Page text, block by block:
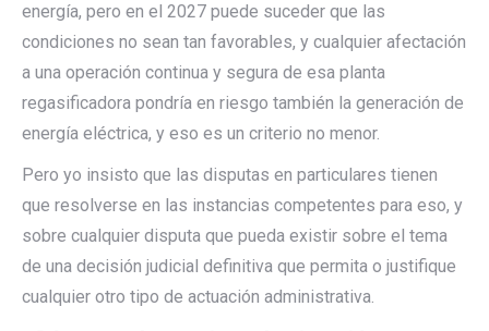
energía, pero en el 2027 puede suceder que las
condiciones no sean tan favorables, y cualquier afectación
a una operación continua y segura de esa planta
regasificadora pondría en riesgo también la generación de
energía eléctrica, y eso es un criterio no menor.
Pero yo insisto que las disputas en particulares tienen
que resolverse en las instancias competentes para eso, y
sobre cualquier disputa que pueda existir sobre el tema
de una decisión judicial definitiva que permita o justifique
cualquier otro tipo de actuación administrativa.